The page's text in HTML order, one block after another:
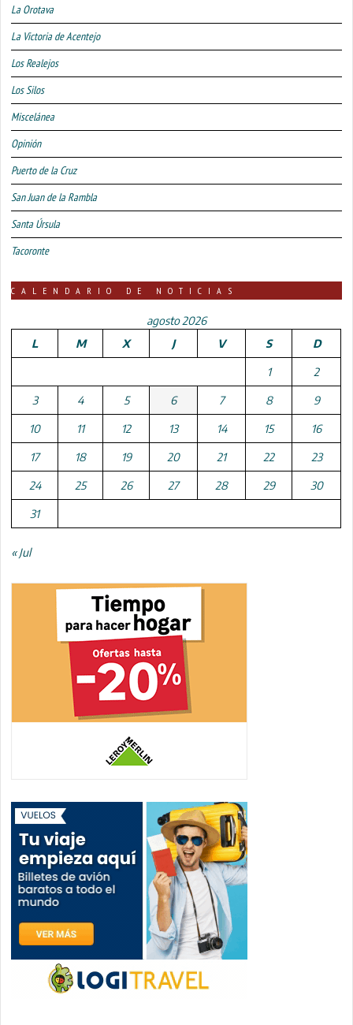
La Orotava
La Victoria de Acentejo
Los Realejos
Los Silos
Miscelánea
Opinión
Puerto de la Cruz
San Juan de la Rambla
Santa Úrsula
Tacoronte
CALENDARIO DE NOTICIAS
agosto 2026
L
M X J V S D
1 2
3 4 5 6 7 8 9
10 11 12 13 14 15 16
17 18 19 20 21 22 23
24 25 26 27 28 29 30
31
« Jul